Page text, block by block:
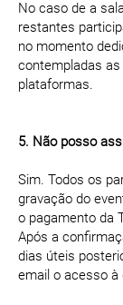
No caso de a
restantes
no momento
contempladas
plataformas.
5. Não posso
Sim. Todos os
gravação do
o pagamento da
Após a
dias úteis
email o acesso à